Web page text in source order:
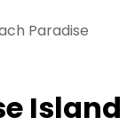
Paradise
Island